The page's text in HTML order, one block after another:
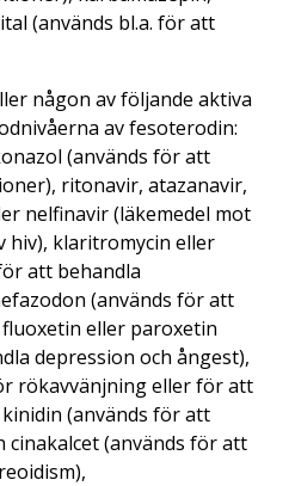
(används bl.a. för att
någon av följande aktiva
av fesoterodin:
(används för att
ritonavir, atazanavir,
nelfinavir (läkemedel mot
hiv), klaritromycin eller
att behandla
(används för att
eller paroxetin
depression och ångest),
rökavvänjning eller för att
(används för att
cinakalcet (används för att